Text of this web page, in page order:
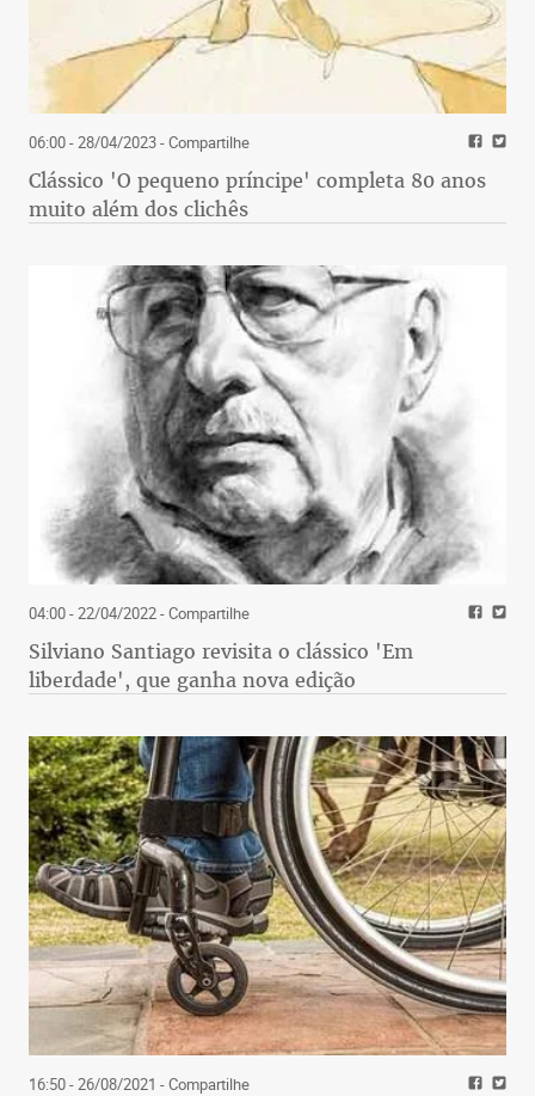
06:00 - 28/04/2023- Compartilhe
Clássico 'O pequeno príncipe' completa 80 anos
muito além dos clichês
04:00 - 22/04/2022- Compartilhe
Silviano Santiago revisita o clássico 'Em
liberdade', que ganha nova edição
16:50 - 26/08/2021 - Compartilhe